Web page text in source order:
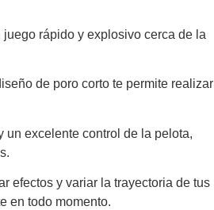
rápido y explosivo cerca de la
de poro corto te permite realizar
un excelente control de la pelota,
efectos y variar la trayectoria de tus
en todo momento.